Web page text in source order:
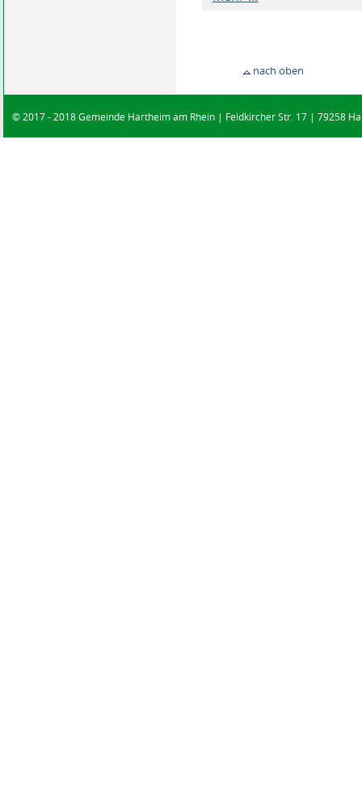
nach oben
© 2017 - 2018 Gemeinde Hartheim am Rhein | Feldkircher Str. 17 | 79258